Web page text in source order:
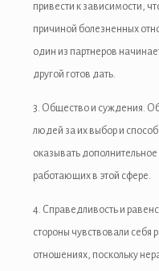
привести к зависимости,
причиной болезненных
один из партнеров
другой готов дать.
3. Общество и суждения.
людей за их выбор и
оказывать
работающих в этой сфере.
4. Справедливость и
стороны чувствовали себя
отношениях, поскольку